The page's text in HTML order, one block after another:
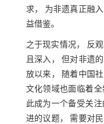
求， 为非遗真正融
益借鉴。
之于现实情况， 反
且深入， 但对非遗
放以来， 随着中国
文化领域也面临着全
此成为一个备受关
进的议题， 需要对